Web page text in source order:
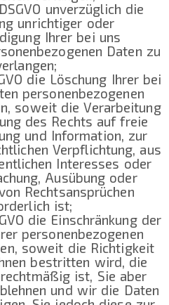
unverzüglich die
unrichtiger oder
Ihrer bei uns
Daten zu
die Löschung Ihrer bei
personenbezogenen
soweit die Verarbeitung
des Rechts auf freie
und Information, zur
Verpflichtung, aus
Interesses oder
Ausübung oder
Rechtsansprüchen
ist;
die Einschränkung der
personenbezogenen
soweit die Richtigkeit
bestritten wird, die
ist, Sie aber
und wir die Daten